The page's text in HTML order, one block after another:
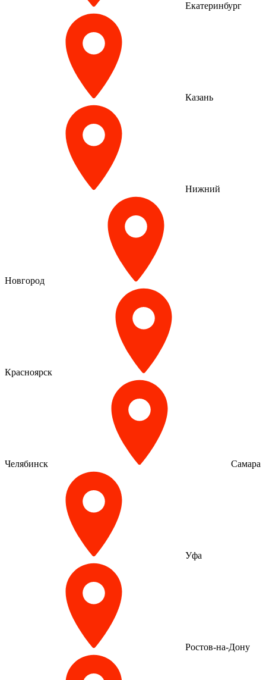
Екатеринбург
Казань
Нижний
Новгород
Красноярск
Челябинск Самара
Уфа
Ростов-на-Дону